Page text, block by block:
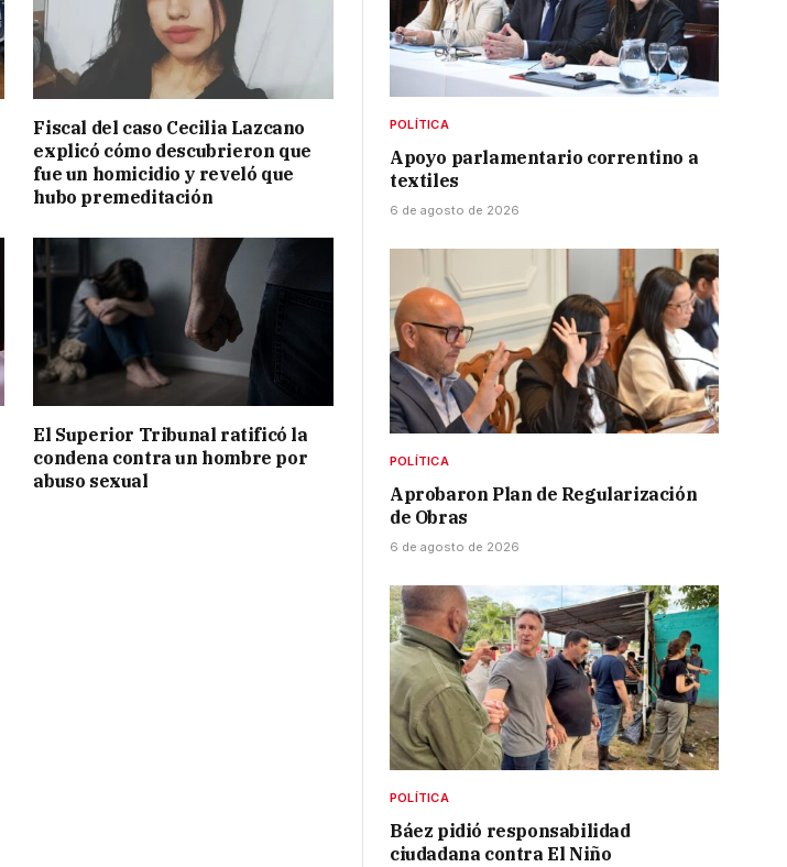
Fiscal del caso Cecilia Lazcano
explicó cómo descubrieron que
fue un homicidio y reveló que
hubo premeditación
El Superior Tribunal ratificó la
condena contra un hombre por
abuso sexual
POLÍTICA
Apoyo parlamentario correntino a
textiles
6 de agosto de 2026
POLÍTICA
Aprobaron Plan de Regularización
de Obras
6 de agosto de 2026
POLÍTICA
Báez pidió responsabilidad
ciudadana contra El Niño